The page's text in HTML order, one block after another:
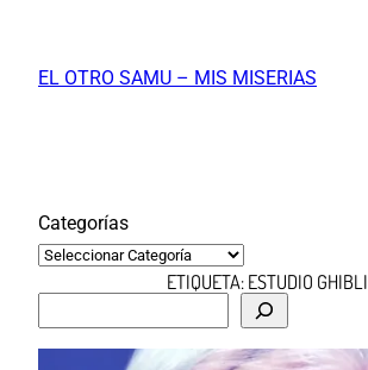
contenido
EL OTRO SAMU – MIS MISERIAS
Categorías
ETIQUETA:ESTUDIO GHIBLI